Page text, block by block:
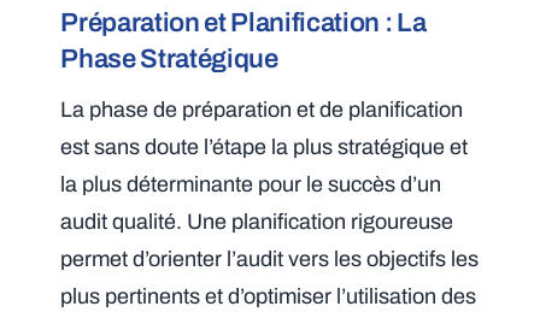
Préparation et Planification : La
Phase Stratégique
La phase de préparation et de planification
est sans doute l’étape la plus stratégique et
la plus déterminante pour le succès d’un
audit qualité. Une planification rigoureuse
permet d’orienter l’audit vers les objectifs les
plus pertinents et d’optimiser l’utilisation des